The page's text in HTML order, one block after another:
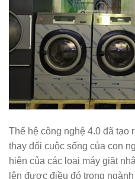
Thế hệ công nghệ 4.0 đã
thay đổi cuộc sống của con
hiện của các loại máy giặt
lên được điều đó trong